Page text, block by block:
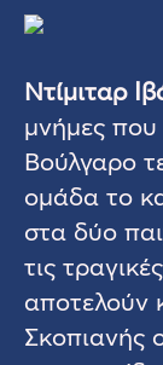
Ντίμιταρ
μνήμες που
Βούλγαρο
ομάδα το
στα δύο
τις
αποτελούν
Σκοπιανής